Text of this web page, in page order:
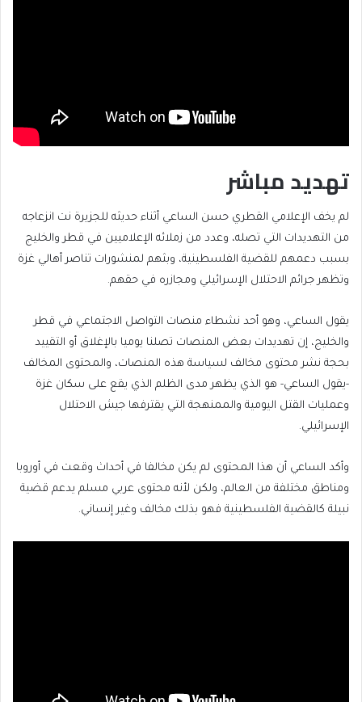
تهديد مباشر
لم يخف الإعلامي القطري حسن الساعي أثناء حديثه للجزيرة نت انزعاجه
من التهديدات التي تصله، وعدد من زملائه الإعلاميين في قطر والخليج
بسبب دعمهم للقضية الفلسطينية، وبثهم لمنشورات تناصر أهالي غزة
وتظهر جرائم الاحتلال الإسرائيلي ومجازره في حقهم.
يقول الساعي، وهو أحد نشطاء منصات التواصل الاجتماعي في قطر
والخليج، إن تهديدات بعض المنصات تصلنا يوميا بالإغلاق أو التقييد
بحجة نشر محتوى مخالف لسياسة هذه المنصات، والمحتوى المخالف
-يقول الساعي- هو الذي يظهر مدى الظلم الذي يقع على سكان غزة
وعمليات القتل اليومية والممنهجة التي يقترفها جيش الاحتلال
الإسرائيلي.
وأكد الساعي أن هذا المحتوى لم يكن مخالفا في أحداث وقعت في أوروبا
ومناطق مختلفة من العالم، ولكن لأنه محتوى عربي مسلم يدعم قضية
نبيلة كالقضية الفلسطينية فهو بذلك مخالف وغير إنساني.